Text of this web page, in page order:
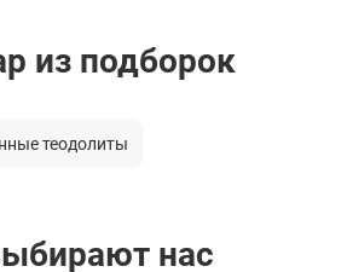
из подборок
теодолиты
нас